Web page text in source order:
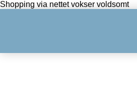
Shopping via nettet vokser voldsomt